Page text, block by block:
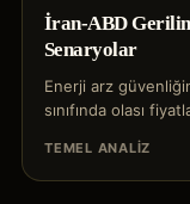
İran-ABD
Senaryolar
Enerji arz
sınıfında olası
TEMEL ANALIZ